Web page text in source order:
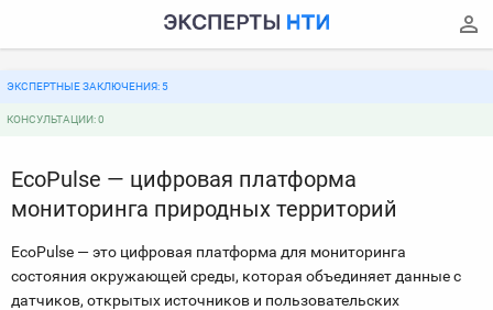
ЭКСПЕРТНЫЕ ЗАКЛЮЧЕНИЯ: 5
КОНСУЛЬТАЦИИ: 0
EcoPulse — цифровая платформа
мониторинга природных территорий
EcoPulse — это цифровая платформа для мониторинга
состояния окружающей среды, которая объединяет данные с
датчиков, открытых источников и пользовательских